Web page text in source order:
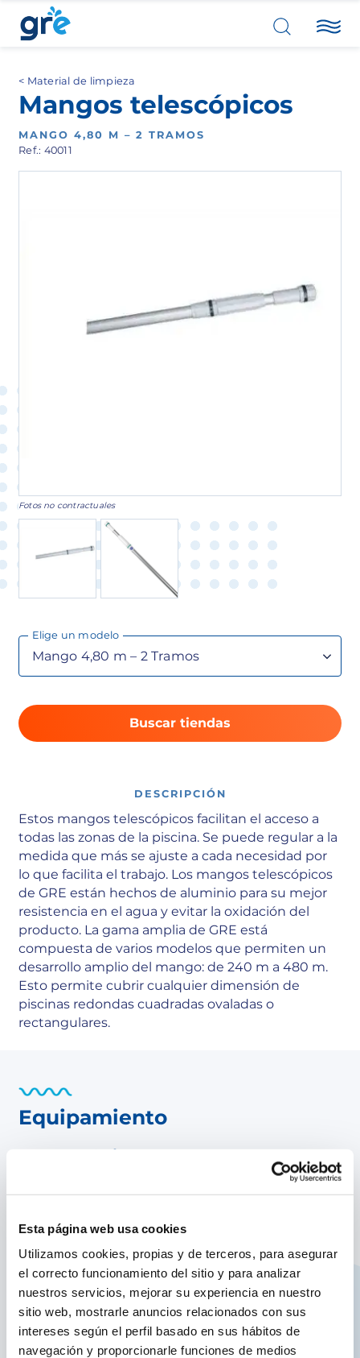
Esta página web usa cookies
Utilizamos cookies, propias y de terceros, para asegurar
el correcto funcionamiento del sitio y para analizar
nuestros servicios, mejorar su experiencia en nuestro
sitio web, mostrarle anuncios relacionados con sus
intereses según el perfil basado en sus hábitos de
navegación y proporcionarle funciones de medios
Material de limpieza
Mangos telescópicos
MANGO 4,80 M – 2 TRAMOS
Ref.: 40011
Fotos no contractuales
Elige un modelo
Buscar tiendas
DESCRIPCIÓN
Estos mangos telescópicos facilitan el acceso a
todas las zonas de la piscina. Se puede regular a la
medida que más se ajuste a cada necesidad por
lo que facilita el trabajo. Los mangos telescópicos
de GRE están hechos de aluminio para su mejor
resistencia en el agua y evitar la oxidación del
producto. La gama amplia de GRE está
compuesta de varios modelos que permiten un
desarrollo amplio del mango: de 240 m a 480 m.
Esto permite cubrir cualquier dimensión de
piscinas redondas cuadradas ovaladas o
rectangulares.
Equipamiento
Características producto:
Mango telescópico de aluminio compatible
con variedad de accesorios
Facilita el acceso a todas las zonas de la piscina
a cada necesidad por lo que facilita el trabajo
Compatible con accesorios con sistema de
fijación mediante clip
Ofrece un mecanismo de bloqueo y
desbloqueo